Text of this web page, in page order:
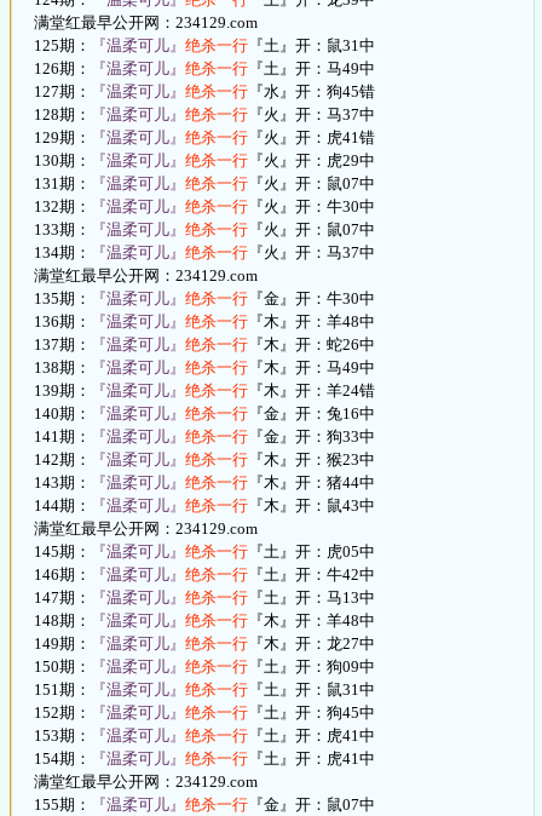
满堂红最早公开网：234129.com
125期：
『温柔可儿』 绝杀一行 『土』开：鼠31中
126期：
『温柔可儿』 绝杀一行 『土』开：马49中
127期：
『温柔可儿』 绝杀一行 『水』开：狗45错
128期：
『温柔可儿』 绝杀一行 『火』开：马37中
129期：
『温柔可儿』 绝杀一行 『火』开：虎41错
130期：
『温柔可儿』 绝杀一行 『火』开：虎29中
131期：
『温柔可儿』 绝杀一行 『火』开：鼠07中
132期：
『温柔可儿』 绝杀一行 『火』开：牛30中
133期：
『温柔可儿』 绝杀一行 『火』开：鼠07中
134期：
『温柔可儿』 绝杀一行 『火』开：马37中
满堂红最早公开网：234129.com
135期：
『温柔可儿』 绝杀一行 『金』开：牛30中
136期：
『温柔可儿』 绝杀一行 『木』开：羊48中
137期：
『温柔可儿』 绝杀一行 『木』开：蛇26中
138期：
『温柔可儿』 绝杀一行 『木』开：马49中
139期：
『温柔可儿』 绝杀一行 『木』开：羊24错
140期：
『温柔可儿』 绝杀一行 『金』开：兔16中
141期：
『温柔可儿』 绝杀一行 『金』开：狗33中
142期：
『温柔可儿』 绝杀一行 『木』开：猴23中
143期：
『温柔可儿』 绝杀一行 『木』开：猪44中
144期：
『温柔可儿』 绝杀一行 『木』开：鼠43中
满堂红最早公开网：234129.com
145期：
『温柔可儿』 绝杀一行 『土』开：虎05中
146期：
『温柔可儿』 绝杀一行 『土』开：牛42中
147期：
『温柔可儿』 绝杀一行 『土』开：马13中
148期：
『温柔可儿』 绝杀一行 『木』开：羊48中
149期：
『温柔可儿』 绝杀一行 『木』开：龙27中
150期：
『温柔可儿』 绝杀一行 『土』开：狗09中
151期：
『温柔可儿』 绝杀一行 『土』开：鼠31中
152期：
『温柔可儿』 绝杀一行 『土』开：狗45中
153期：
『温柔可儿』 绝杀一行 『土』开：虎41中
154期：
『温柔可儿』 绝杀一行 『土』开：虎41中
满堂红最早公开网：234129.com
155期：
『温柔可儿』 绝杀一行 『金』开：鼠07中